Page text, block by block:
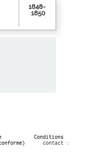
1848-
1850
Conditions
contact :